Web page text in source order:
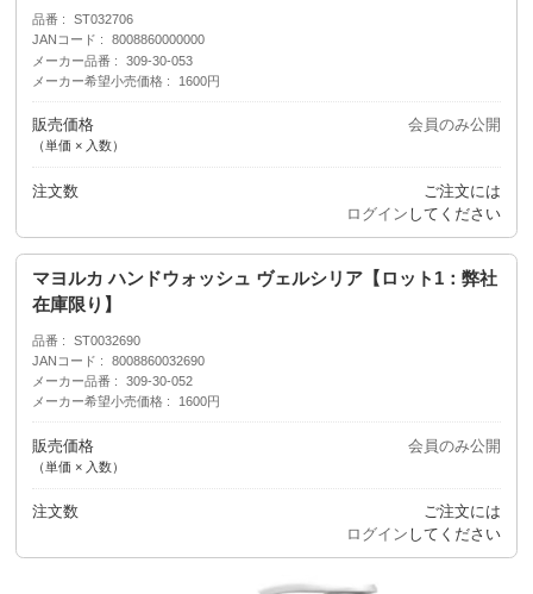
品番
ST032706
JANコード
8008860000000
メーカー品番
309-30-053
メーカー希望小売価格
1600円
販売価格
（単価 × 入数）
会員のみ公開
注文数
ご注文には
ログイン してください
マヨルカ ハンドウォッシュ ヴェルシリア【ロット1：弊社
在庫限り】
品番
ST0032690
JANコード
8008860032690
メーカー品番
309-30-052
メーカー希望小売価格
1600円
販売価格
（単価 × 入数）
会員のみ公開
注文数
ご注文には
ログイン してください